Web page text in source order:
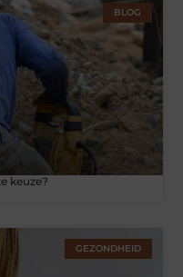
BLOG
keuze?
GEZONDHEID